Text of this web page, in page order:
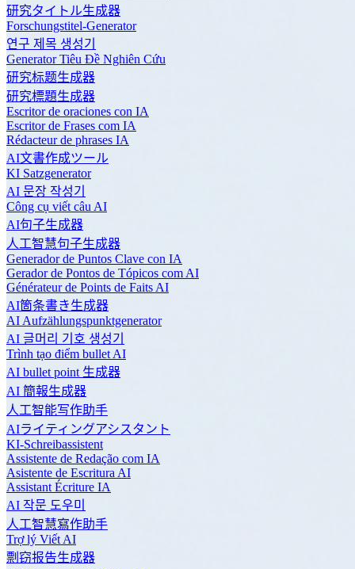
研究タイトル生成器
Forschungstitel-Generator
연구 제목 생성기
Generator Tiêu Đề Nghiên Cứu
研究标题生成器
研究標題生成器
Escritor de oraciones con IA
Escritor de Frases com IA
Rédacteur de phrases IA
AI文書作成ツール
KI Satzgenerator
AI 문장 작성기
Công cụ viết câu AI
AI句子生成器
人工智慧句子生成器
Generador de Puntos Clave con IA
Gerador de Pontos de Tópicos com AI
Générateur de Points de Faits AI
AI箇条書き生成器
AI Aufzählungspunktgenerator
AI 글머리 기호 생성기
Trình tạo điểm bullet AI
AI bullet point 生成器
AI 簡報生成器
人工智能写作助手
AIライティングアシスタント
KI-Schreibassistent
Assistente de Redação com IA
Asistente de Escritura AI
Assistant Écriture IA
AI 작문 도우미
人工智慧寫作助手
Trợ lý Viết AI
剽窃报告生成器